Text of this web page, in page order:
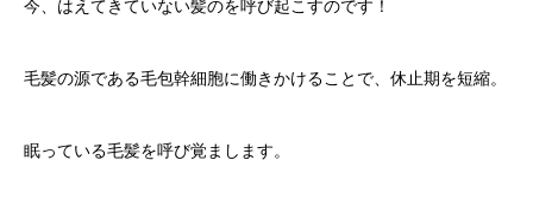
今、はえてきていない髪のを呼び起こすのです！
毛髪の源である毛包幹細胞に働きかけることで、休止期を短縮。
眠っている毛髪を呼び覚まします。